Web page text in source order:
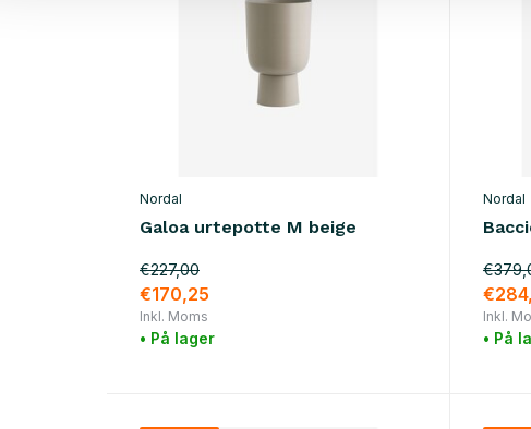
Nordal
Galoa urtepotte M beige
€227,00
€170,25
Inkl. Moms
• På lager
Nordal
Inkl.
• På